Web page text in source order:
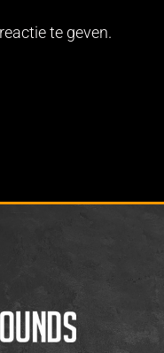
te geven.